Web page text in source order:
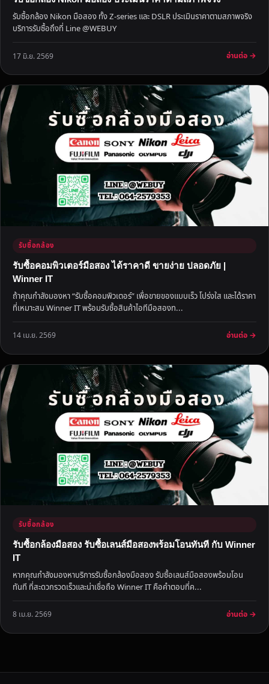
เ
า
บ
ทุ
รุ่
รับซื้อกล้อง Nikon มือสอง ทั้ง Z-series และ DSLR ประเมินราคาตามสภาพจริง
บริการรับซื้อถึงที่ Line @WEBUY
17 มิ.ย. 2569 อ่านต่อ →
รับซื้อกล้อง
รับซื้อคอมพิวเตอร์มือสอง ได้ราคาดี ขายง่าย ปลอดภัย |
Winner IT
ถ้าคุณกำลังมองหา “รับซื้อคอมพิวเตอร์” เพื่อขายของแบบเร็ว โปร่งใส และได้ราคา
ที่เหมาะสม Winner IT พร้อมรับซื้อสินค้าไอทีมือสองท...
14 เม.ย. 2569 อ่านต่อ →
รับซื้อกล้อง
รับซื้อกล้องมือสอง รับซื้อเลนส์มือสองพร้อมโอนทันที กับ Winner
IT
หากคุณกำลังมองหาบริการรับซื้อกล้องมือสอง รับซื้อเลนส์มือสองพร้อมโอน
ทันที ที่สะดวกรวดเร็วและน่าเชื่อถือ Winner IT คือคำตอบที่ค...
8 เม.ย. 2569 อ่านต่อ →